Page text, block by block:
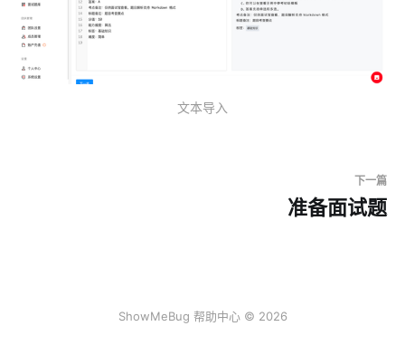
文本导入
下一篇
准备面试题
ShowMeBug 帮助中心 © 2026